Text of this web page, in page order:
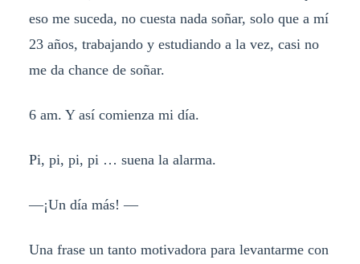
eso me suceda, no cuesta nada soñar, solo que a mí
23 años, trabajando y estudiando a la vez, casi no
me da chance de soñar.
6 am. Y así comienza mi día.
Pi, pi, pi, pi … suena la alarma.
—¡Un día más! —
Una frase un tanto motivadora para levantarme con